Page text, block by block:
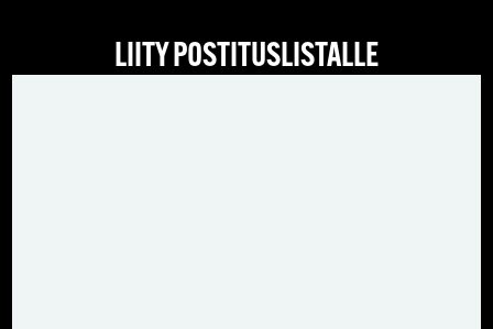
LIITY POSTITUSLISTALLE